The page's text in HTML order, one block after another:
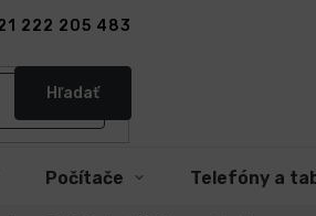
222 205 483
Hľadať
Počítače Telefóny a